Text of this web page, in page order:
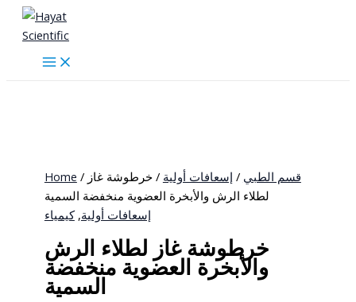
Skip
content
Home / قسم الطبي / إسعافات أولية / خرطوشة غاز
لطلاء الرش والأبخرة العضوية منخفضة السمية
إسعافات أولية,كيمياء
خرطوشة غاز لطلاء الرش
والأبخرة العضوية منخفضة
السمية